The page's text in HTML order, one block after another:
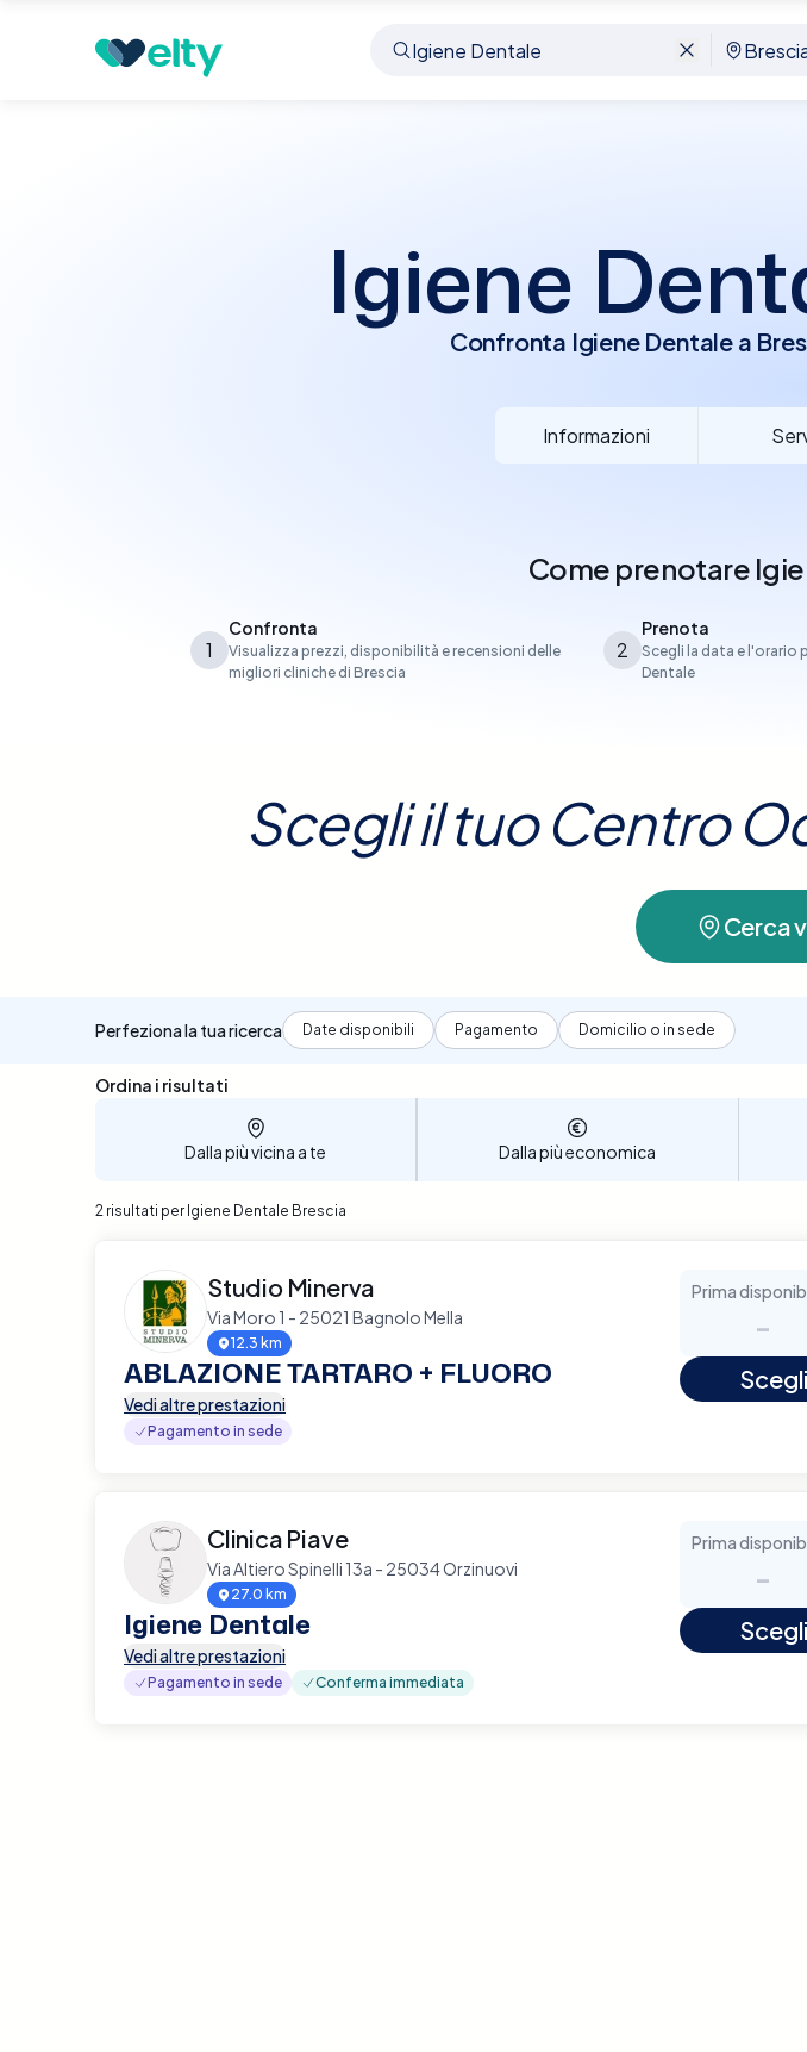
Prenota visita Brescia
Igiene
Confronta Igiene Dentale a
Informazioni
Come prenotare
1
Confronta
Visualizza prezzi, disponibilità e recensioni delle
migliori cliniche di Brescia
2
Prenota
Scegli la data e l'orario
Dentale
Scegli il tuo Centro
Cerca
Perfeziona la tua ricerca Date disponibili Pagamento Domicilio o in sede
Sono stati trovati 2 risultati
Ordina i risultati
Dalla più vicina a te Dalla più economica
2 risultati per Igiene Dentale Brescia
Studio Minerva
Via Moro 1 - 25021 Bagnolo Mella
12.3 km
ABLAZIONE TARTARO + FLUORO
Vedi altre prestazioni
Pagamento in sede
Prima
-
Clinica Piave
Via Altiero Spinelli 13a - 25034 Orzinuovi
27.0 km
Igiene Dentale
Vedi altre prestazioni
Pagamento in sede Conferma immediata
Prima
-